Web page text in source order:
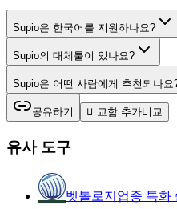
Supio은 한국어를 지원하나요?
Supio의 대체툴이 있나요?
Supio은 어떤 사람에게 추천되나요
공유하기 비교함 추가비교
유사 도구
벳톨로지 업종 특화